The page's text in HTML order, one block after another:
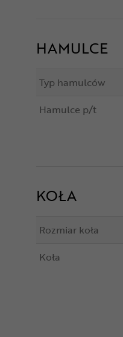
HAMULCE
Typ hamulców
Hamulce p/t
KOŁA
Rozmiar koła
Koła